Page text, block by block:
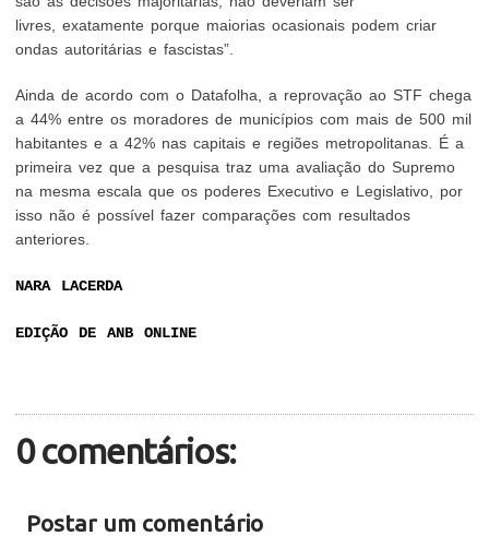
livres, exatamente porque maiorias ocasionais podem criar
ondas autoritárias e fascistas”.
Ainda de acordo com o Datafolha, a reprovação ao STF chega
a 44% entre os moradores de municípios com mais de 500 mil
habitantes e a 42% nas capitais e regiões metropolitanas. É a
primeira vez que a pesquisa traz uma avaliação do Supremo
na mesma escala que os poderes Executivo e Legislativo, por
isso não é possível fazer comparações com resultados
anteriores.
NARA LACERDA
EDIÇÃO DE ANB ONLINE
0 comentários:
Postar um comentário